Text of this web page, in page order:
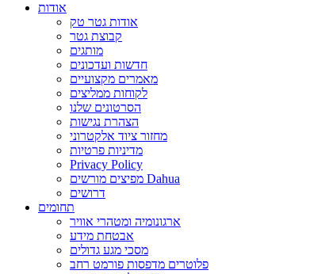
אודות
אודות גטר טק
קבוצת גטר
מותגים
חדשות ועדכונים
מאמרים מקצועיים
לקוחות ממליצים
הסרטונים שלנו
הצהרת נגישות
מחזור ציוד אלקטרוני
מדיניות פרטיות
Privacy Policy
מפיצים מורשים Dahua
דרושים
תחומים
ארגונומיה ומטהרי אוויר
אבטחת מידע
מסכי מגע גדולים
פלוטרים מדפסות פורמט רחב